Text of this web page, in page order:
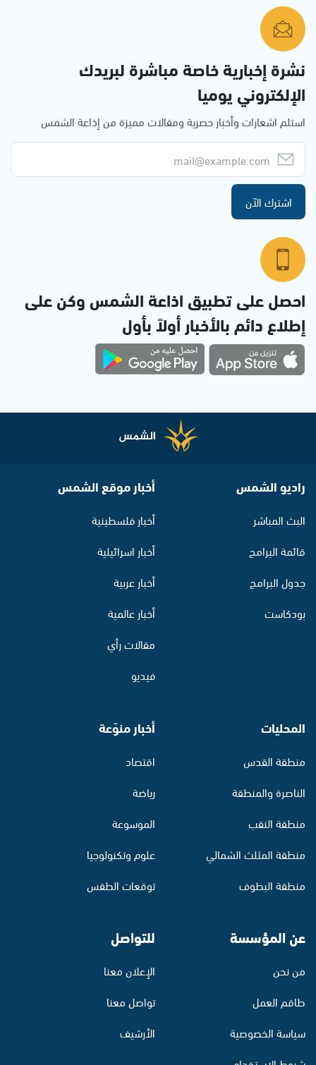
نشرة إخبارية خاصة مباشرة لبريدك
الإلكتروني يوميا
استلم اشعارات وأخبار حصرية ومقالات مميزة من إذاعة الشمس
اشترك الآن
احصل على تطبيق اذاعة الشمس وكن على
إطلاع دائم بالأخبار أولاً بأول
راديو الشمس
البث المباشر
قائمة البرامج
جدول البرامج
بودكاست
أخبار موقع الشمس
أخبار فلسطينية
أخبار اسرائيلية
أخبار عربية
أخبار عالمية
مقالات رأي
فيديو
المحليات
منطقة القدس
الناصرة والمنطقة
منطقة النقب
منطقة المثلث الشمالي
منطقة البطوف
أخبار منوّعة
اقتصاد
رياضة
الموسوعة
علوم وتكنولوجيا
توقعات الطقس
عن المؤسسة
من نحن
طاقم العمل
سياسة الخصوصية
للتواصل
الإعلان معنا
تواصل معنا
الأرشيف